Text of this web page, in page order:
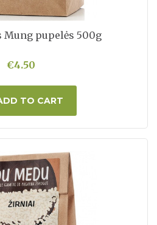
pupelės 500g
€4.50
TO CART